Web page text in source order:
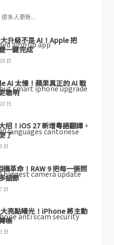
多人更新...
升級不是 AI！Apple 把
一鍵完成
日
AI 太慢！蘋果真正的 AI 戰
聰明
日
招！iOS 27 新增粵語翻譯，
了
日
革命！RAW 9 把每一張照
細節
日
亮點曝光！iPhone 將主動
帳
日